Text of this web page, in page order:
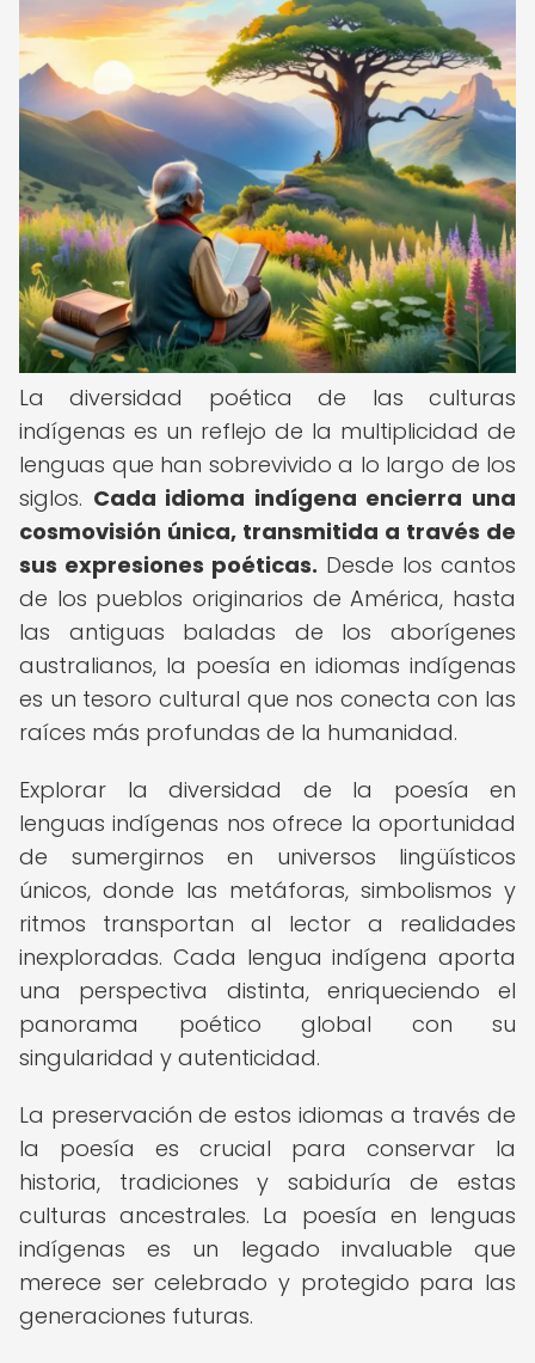
La diversidad poética de las culturas
indígenas es un reflejo de la multiplicidad de
lenguas que han sobrevivido a lo largo de los
siglos. Cada idioma indígena encierra una
cosmovisión única, transmitida a través de
sus expresiones poéticas. Desde los cantos
de los pueblos originarios de América, hasta
las antiguas baladas de los aborígenes
australianos, la poesía en idiomas indígenas
es un tesoro cultural que nos conecta con las
raíces más profundas de la humanidad.
Explorar la diversidad de la poesía en
lenguas indígenas nos ofrece la oportunidad
de sumergirnos en universos lingüísticos
únicos, donde las metáforas, simbolismos y
ritmos transportan al lector a realidades
inexploradas. Cada lengua indígena aporta
una perspectiva distinta, enriqueciendo el
panorama poético global con su
singularidad y autenticidad.
La preservación de estos idiomas a través de
la poesía es crucial para conservar la
historia, tradiciones y sabiduría de estas
culturas ancestrales. La poesía en lenguas
indígenas es un legado invaluable que
merece ser celebrado y protegido para las
generaciones futuras.